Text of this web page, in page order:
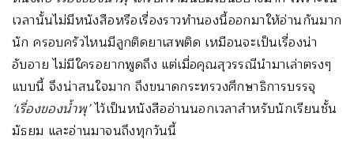
เวลานั้นไม่มีหนังสือหรือเรื่องราวทำนองนี้ออกมาให้อ่านกันมาก
นัก ครอบครัวไหนมีลูกติดยาเสพติด เหมือนจะเป็นเรื่องน่า
อับอาย ไม่มีใครอยากพูดถึง แต่เมื่อคุณสุวรรณีนำมาเล่าตรงๆ
แบบนี้ จึงน่าสนใจมาก ถึงขนาดกระทรวงศึกษาธิการบรรจุ
‘เรื่องของน้ำพุ’ไว้เป็นหนังสืออ่านนอกเวลาสำหรับนักเรียนชั้น
มัธยม และอ่านมาจนถึงทุกวันนี้